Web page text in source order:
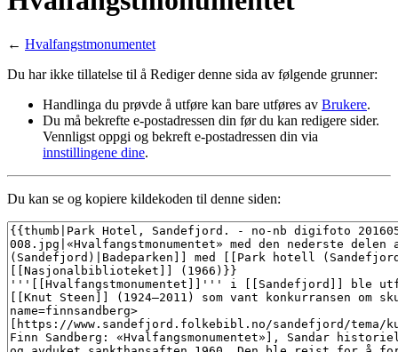
← Hvalfangstmonumentet
Du har ikke tillatelse til å Rediger denne sida av følgende grunner:
Handlinga du prøvde å utføre kan bare utføres av Brukere.
Du må bekrefte e-postadressen din før du kan redigere sider.
Vennligst oppgi og bekreft e-postadressen din via
innstillingene dine.
Du kan se og kopiere kildekoden til denne siden: